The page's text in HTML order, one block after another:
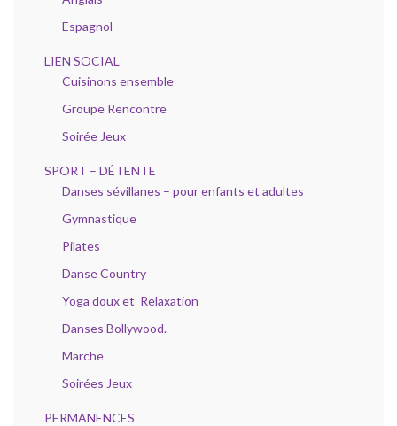
Espagnol
LIEN SOCIAL
Cuisinons ensemble
Groupe Rencontre
Soirée Jeux
SPORT – DÉTENTE
Danses sévillanes – pour enfants et adultes
Gymnastique
Pilates
Danse Country
Yoga doux et Relaxation
Danses Bollywood.
Marche
Soirées Jeux
PERMANENCES